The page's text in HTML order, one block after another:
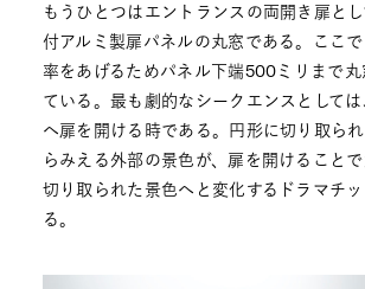
もうひとつはエントランスの両開き扉と
付アルミ製扉パネルの丸窓である。ここ
率をあげるためパネル下端500ミリまで
ている。最も劇的なシークエンスとして
へ扉を開ける時である。円形に切り取ら
らみえる外部の景色が、扉を開けること
切り取られた景色へと変化するドラマチ
る。